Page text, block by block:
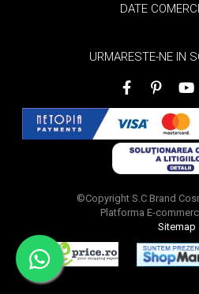
DATE
URMARESTE-NE IN
©Copyright S.C Brand
Platforma E-
Sitemap